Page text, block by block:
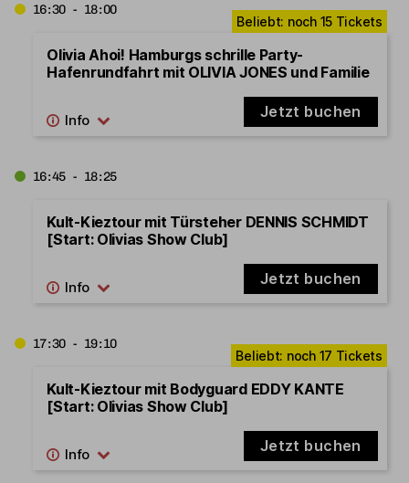
16:30 - 18:00
Olivia Ahoi! Hamburgs schrille Party-
Hafenrundfahrt mit OLIVIA JONES und Familie
Jetzt buchen
16:45 - 18:25
Kult-Kieztour mit Türsteher DENNIS SCHMIDT
[Start: Olivias Show Club]
Jetzt buchen
17:30 - 19:10
Kult-Kieztour mit Bodyguard EDDY KANTE
[Start: Olivias Show Club]
Jetzt buchen